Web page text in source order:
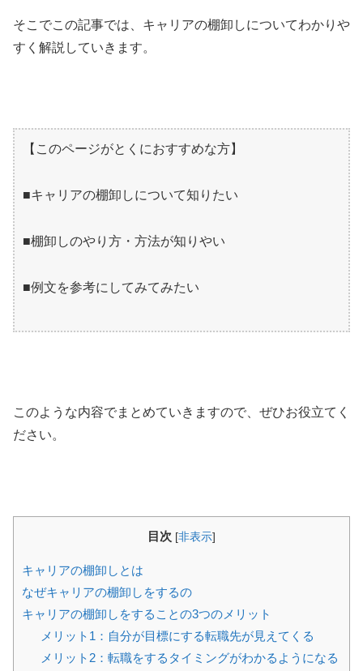
そこでこの記事では、キャリアの棚卸しについてわかりや
すく解説していきます。
【このページがとくにおすすめな方】
■キャリアの棚卸しについて知りたい
■棚卸しのやり方・方法が知りやい
■例文を参考にしてみてみたい
このような内容でまとめていきますので、ぜひお役立てく
ださい。
目次 [非表示]
キャリアの棚卸しとは
なぜキャリアの棚卸しをするの
キャリアの棚卸しをすることの3つのメリット
メリット1：自分が目標にする転職先が見えてくる
メリット2：転職をするタイミングがわかるようになる